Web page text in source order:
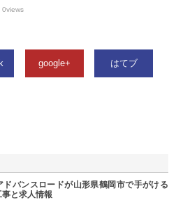
0views
google+ はてブ
ドバンスロードが山形県鶴岡市で手がける
と求人情報